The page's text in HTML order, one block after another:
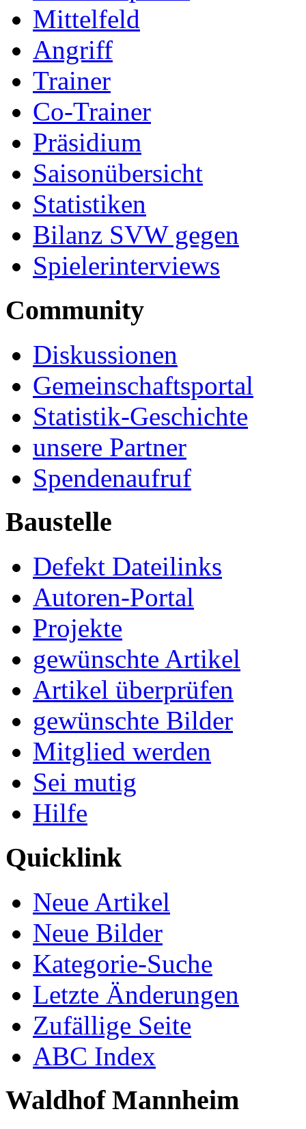
Mittelfeld
Angriff
Trainer
Co-Trainer
Präsidium
Saisonübersicht
Statistiken
Bilanz SVW gegen
Spielerinterviews
Community
Diskussionen
Gemeinschaftsportal
Statistik-Geschichte
unsere Partner
Spendenaufruf
Baustelle
Defekt Dateilinks
Autoren-Portal
Projekte
gewünschte Artikel
Artikel überprüfen
gewünschte Bilder
Mitglied werden
Sei mutig
Hilfe
Quicklink
Neue Artikel
Neue Bilder
Kategorie-Suche
Letzte Änderungen
Zufällige Seite
ABC Index
Waldhof Mannheim